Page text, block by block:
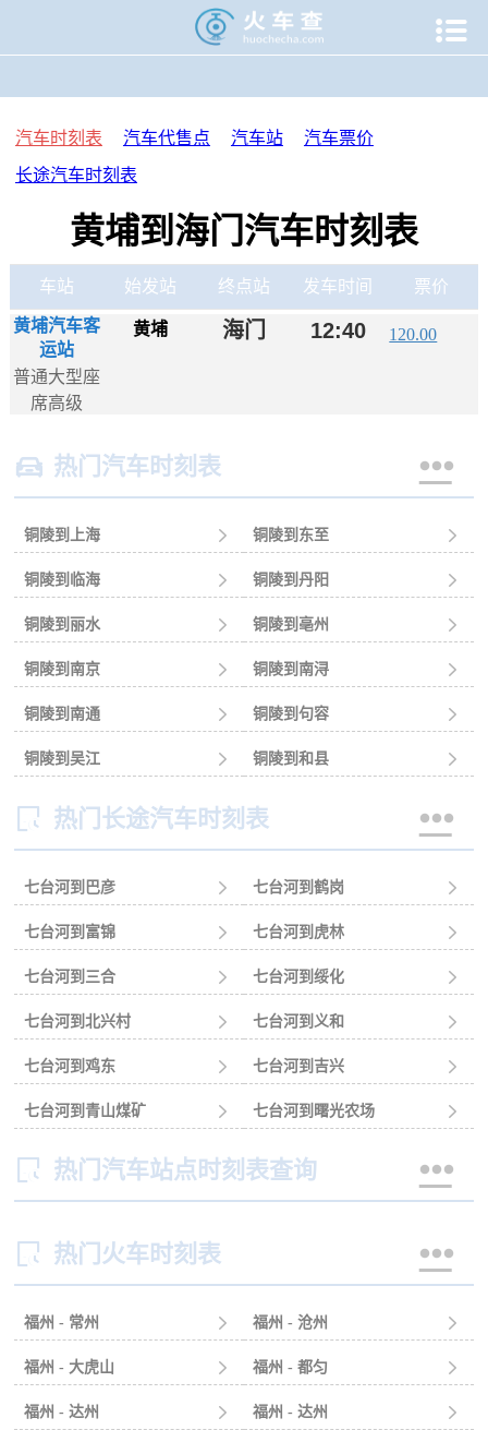

汽车时刻表 汽车代售点 汽车站
汽车票价
长途汽车时刻表
黄埔到海门汽车时刻表
车站 始发站 终点站 发车时间 票价
黄埔汽车客
运站
普通大型座
席高级
黄埔 海门 12:40 120.00
 热门汽车时刻表 
铜陵到上海  铜陵到东至 
铜陵到临海  铜陵到丹阳 
铜陵到丽水  铜陵到亳州 
铜陵到南京  铜陵到南浔 
铜陵到南通  铜陵到句容 
铜陵到吴江  铜陵到和县 
 热门长途汽车时刻表 
七台河到巴彦  七台河到鹤岗 
七台河到富锦  七台河到虎林 
七台河到三合  七台河到绥化 
七台河到北兴村  七台河到义和 
七台河到鸡东  七台河到吉兴 
七台河到青山煤矿  七台河到曙光农场 
 热门汽车站点时刻表查询 
 热门火车时刻表 
福州 - 常州  福州 - 沧州 
福州 - 大虎山  福州 - 都匀 
福州 - 达州  福州 - 达州 